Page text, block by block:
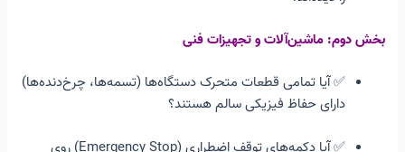
بخش دوم: ماشین‌آلات و تجهیزات فنی
✅ آیا تمامی قطعات متحرک دستگاه‌ها (تسمه‌ها، چرخ‌دنده‌ها)
دارای حفاظ فیزیکی سالم هستند؟
✅ آیا دکمه‌های توقف اضطراری (Emergency Stop) روی